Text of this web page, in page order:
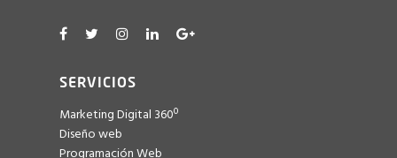
SERVICIOS
Marketing Digital 360º
Diseño web
Programación Web